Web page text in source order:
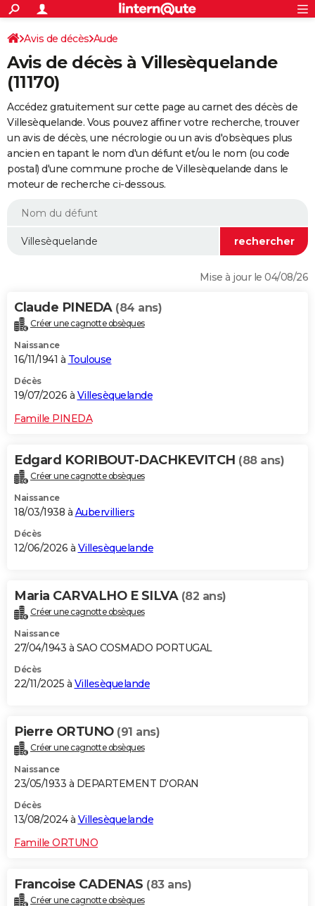
ACTUALITÉS
Politique
Société
Faits Divers
Education
Monde
Villes
+
SPORT
Coupe du monde 2026
Football
Tennis
Cyclisme
Rugby
Forum
FINANCE
Retraite
Impôts
Epargne
Immobilier
Risques naturels par ville
Banque
Assurance
Crédit
Essais
Réserver un essai
Citadines
Berlines
SUV
Forum auto
+
HIGH-TECH
Mobiles
Meilleur smartphone
Internet
Ordinateurs
Jeux vidéo
Guide high-tech
+BRICOLAGE
Forum
Aménagement intérieur
Extérieur
Cuisine
Salle de bains
Jardinage
Rangement
WEEK-END
Guides de France
Escapades
Patrimoine
Expositions
Musées
Week-end nature
LIFESTYLE
Alimentation
Guide de la santé
Maladies
Médicaments
Sommeil
VOYAGE
Destinations
City break
Voyage nature
Voyage de noces
Forum
Climat
+PHOTO
GUIDES D'ACHAT
BONS PLANS
CARTE DE VOEUX
Dictionnaire
Biographies
Citations
Expressions
Proverbes
PROGRAMME TV
COPAINS D'AVANT
S'inscrire
Se connecter
Lycées
Collèges
Primaires
Universités
Entreprises
Service militaire
Avis de recherche
AVIS DE DÉCÈS
Avis de décès Aude
Avis de décès à Villesèquelande
(11170)
Accédez gratuitement sur cette page au carnet des décès de
Villesèquelande. Vous pouvez affiner votre recherche, trouver
un avis de décès, une nécrologie ou un avis d'obsèques plus
ancien en tapant le nom d'un défunt et/ou le nom (ou code
postal) d'une commune proche de Villesèquelande dans le
moteur de recherche ci-dessous.
Mise à jour le 04/08/26
Claude PINEDA (84 ans)
Créer une cagnotte obsèques
Naissance
16/11/1941 à Toulouse
Décès
19/07/2026 à Villesèquelande
Famille PINEDA
Edgard KORIBOUT-DACHKEVITCH (88 ans)
Créer une cagnotte obsèques
Naissance
18/03/1938 à Aubervilliers
Décès
12/06/2026 à Villesèquelande
Maria CARVALHO E SILVA (82 ans)
Créer une cagnotte obsèques
Naissance
27/04/1943 à SAO COSMADO PORTUGAL
Décès
22/11/2025 à Villesèquelande
Pierre ORTUNO (91 ans)
Créer une cagnotte obsèques
Naissance
23/05/1933 à DEPARTEMENT D'ORAN
Décès
13/08/2024 à Villesèquelande
Famille ORTUNO
Francoise CADENAS (83 ans)
Créer une cagnotte obsèques